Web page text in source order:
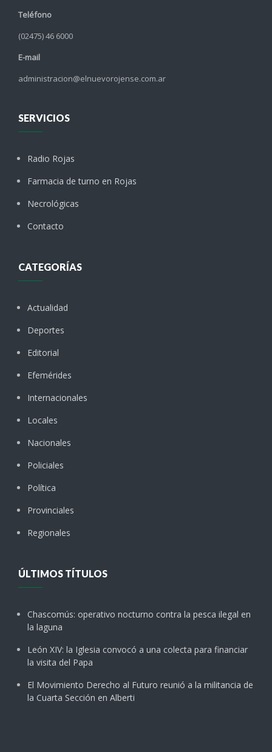
Teléfono
(02475) 46 6000
E-mail
administracion@elnuevorojense.com.ar
SERVICIOS
Radio Rojas
Farmacia de turno en Rojas
Necrológicas
Contacto
CATEGORÍAS
Actualidad
Deportes
Editorial
Efemérides
Internacionales
Locales
Nacionales
Policiales
Política
Provinciales
Regionales
ÚLTIMOS TÍTULOS
Chascomús: operativo nocturno contra la pesca ilegal en
la laguna
León XIV: la Iglesia convocó a una colecta para financiar
la visita del Papa
El Movimiento Derecho al Futuro reunió a la militancia de
la Cuarta Sección en Alberti